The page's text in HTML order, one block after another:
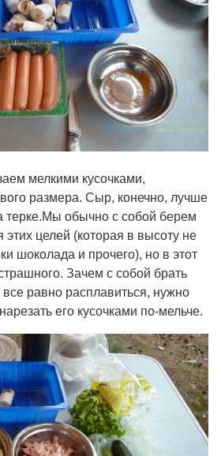
мелкими кусочками,
размера. Сыр, конечно, лучше
терке.Мы обычно с собой берем
этих целей (которая в высоту не
шоколада и прочего), но в этот
Зачем с собой брать
равно расплавиться, нужно
его кусочками по-мельче.